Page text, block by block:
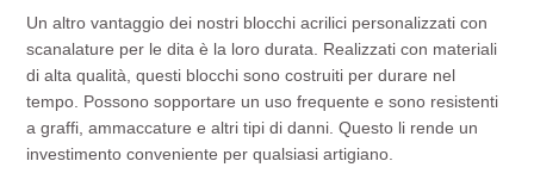
Un altro vantaggio dei nostri blocchi acrilici personalizzati con
scanalature per le dita è la loro durata. Realizzati con materiali
di alta qualità, questi blocchi sono costruiti per durare nel
tempo. Possono sopportare un uso frequente e sono resistenti
a graffi, ammaccature e altri tipi di danni. Questo li rende un
investimento conveniente per qualsiasi artigiano.